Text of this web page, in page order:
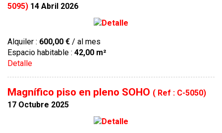
5095) 14 Abril 2026
Alquiler : 600,00 € / al mes
Espacio habitable : 42,00 m²
Detalle
Magnífico piso en pleno SOHO ( Ref : C-5050)
17 Octubre 2025